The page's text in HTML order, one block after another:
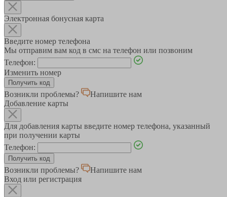
Электронная бонусная карта
Введите номер телефона
Мы отправим вам код в смс на телефон или позвоним
Телефон:
Изменить номер
Возникли проблемы?
Напишите нам
Добавление карты
Для добавления карты введите номер телефона, указанный
при получении карты
Телефон:
Возникли проблемы?
Напишите нам
Вход или регистрация